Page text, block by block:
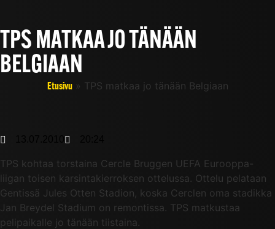
TPS MATKAA JO TÄNÄÄN
BELGIAAN
Etusivu» TPS matkaa jo tänään Belgiaan
TPS kohtaa torstaina Cercle Bruggen UEFA Eurooppa-
liigan toisen karsintakierroksen ottelussa. Ottelu pelataan
Gentissä Jules Otten Stadion, koska Cerclen oma stadikka
Jan Breydel Stadium on remontissa. TPS matkustaa
pelipaikalle jo tänään tiistaina.